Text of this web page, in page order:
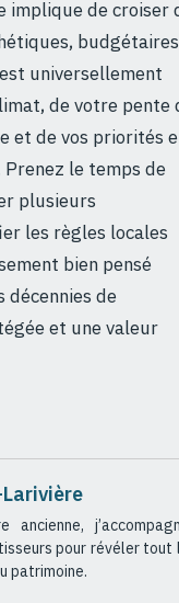
implique de croiser
universellement
de votre pente
et de vos priorités
le temps de
plusieurs
les règles locales
bien pensé
de
et une valeur
Larivière
ancienne,
pour révéler tout
patrimoine.